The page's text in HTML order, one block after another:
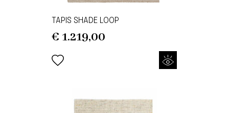
TAPIS SHADE LOOP
€ 1.219,00